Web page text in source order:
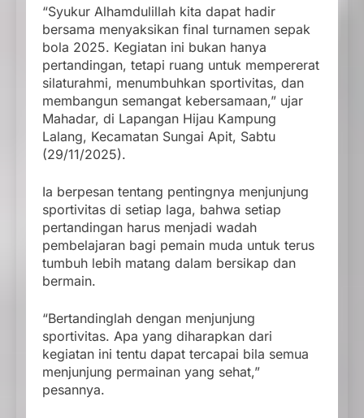
“Syukur Alhamdulillah kita dapat hadir
bersama menyaksikan final turnamen sepak
bola 2025. Kegiatan ini bukan hanya
pertandingan, tetapi ruang untuk mempererat
silaturahmi, menumbuhkan sportivitas, dan
membangun semangat kebersamaan,” ujar
Mahadar, di Lapangan Hijau Kampung
Lalang, Kecamatan Sungai Apit, Sabtu
(29/11/2025).
Ia berpesan tentang pentingnya menjunjung
sportivitas di setiap laga, bahwa setiap
pertandingan harus menjadi wadah
pembelajaran bagi pemain muda untuk terus
tumbuh lebih matang dalam bersikap dan
bermain.
“Bertandinglah dengan menjunjung
sportivitas. Apa yang diharapkan dari
kegiatan ini tentu dapat tercapai bila semua
menjunjung permainan yang sehat,”
pesannya.